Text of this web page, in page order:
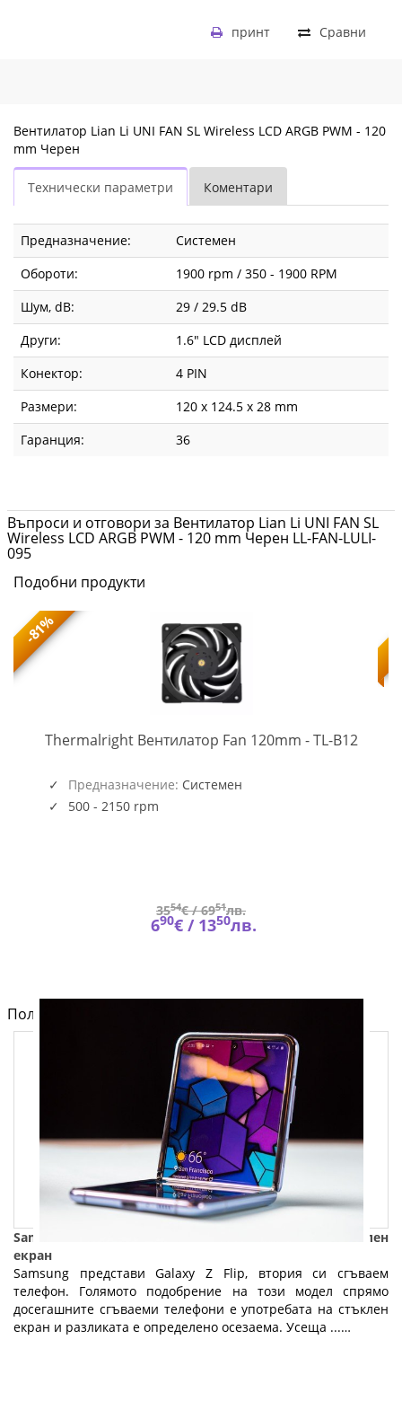
Сравни
принт
Вентилатор Lian Li UNI FAN SL Wireless LCD ARGB PWM - 120
mm Черен
Технически параметри Коментари
Предназначение:
Системен
Обороти:
1900 rpm / 350 - 1900 RPM
Шум, dB:
29 / 29.5 dB
Други:
1.6" LCD дисплей
Конектор:
4 PIN
Размери:
120 x 124.5 x 28 mm
Гаранция:
36
Въпроси и отговори за Вентилатор Lian Li UNI FAN SL
Wireless LCD ARGB PWM - 120 mm Черен LL-FAN-LULI-
095
Подобни продукти
-81%
Thermalright Вентилатор Fan 120mm - TL-B12TL-
Предназначение: Системен
500 - 2150 rpm
3554€ /6951лв.
690€ / 1350лв.
Полезно от блога за компютри и лаптопи на Fly.bg
Samsung Galaxy Z Flip - сгъваем телефон със стъклен
екран
Samsung представи Galaxy Z Flip, втория си сгъваем
телефон. Голямото подобрение на този модел спрямо
досегашните сгъваеми телефони е употребата на стъклен
екран и разликата е определено осезаема. Усеща ...…